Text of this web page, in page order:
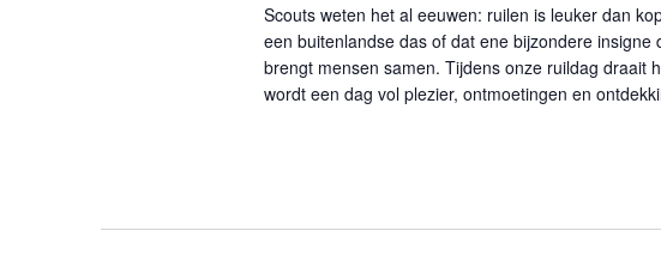
Scouts weten het al eeuwen: ruilen is leuker dan
een buitenlandse das of dat ene bijzondere
brengt mensen samen. Tijdens onze ruildag draait
wordt een dag vol plezier, ontmoetingen en